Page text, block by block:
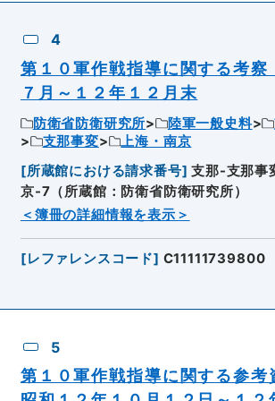
4
第１０軍作戦指導に関する考
７月～１２年１２月末
防衛省防衛研究所 陸軍一般史料
支那事変
上海・南京
[所蔵館における請求番号] 支那-支那事
京-7（所蔵館：防衛省防衛研究所）
＜簿冊の詳細情報を表示＞
[レファレンスコード] C11111739800
5
第１０軍作戦指導に関する参